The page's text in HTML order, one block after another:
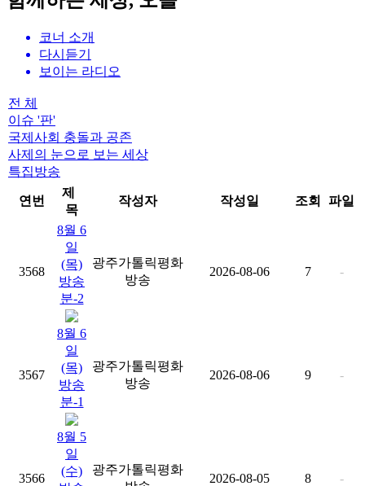
코너 소개
다시듣기
보이는 라디오
전 체
이슈 '판'
국제사회 충돌과 공존
사제의 눈으로 보는 세상
특집방송
연번
제
목
작성자 작성일 조회 파일
3568
8월 6
일
(목)
방송
분-2
광주가톨릭평화
방송
2026-08-06 7 -
3567
8월 6
일
(목)
방송
분-1
광주가톨릭평화
방송
2026-08-06 9 -
3566
8월 5
일
(수)
광주가톨릭평화
2026-08-05 8 -